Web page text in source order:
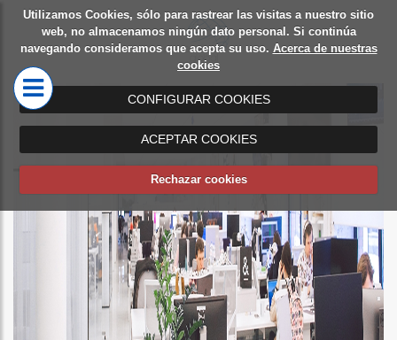
Utilizamos Cookies, sólo para rastrear las visitas a nuestro sitio
web, no almacenamos ningún dato personal. Si continúa
navegando consideramos que acepta su uso. Acerca de nuestras
cookies
CONFIGURAR COOKIES
ACEPTAR COOKIES
Rechazar cookies
Diseño
de
oficinas
Mamparas
de oficina